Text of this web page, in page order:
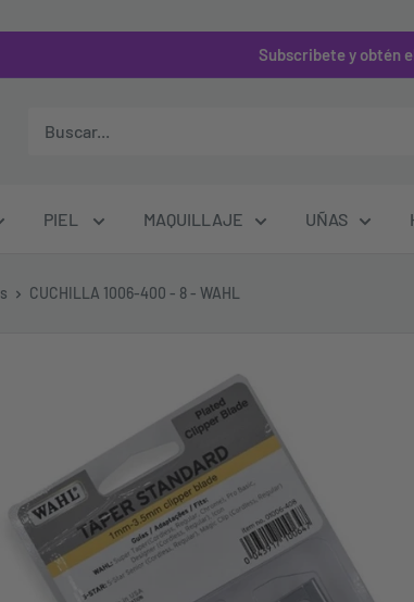
Subscribete y obtén
PIEL MAQUILLAJE UÑAS
CUCHILLA 1006-400 - 8 - WAHL